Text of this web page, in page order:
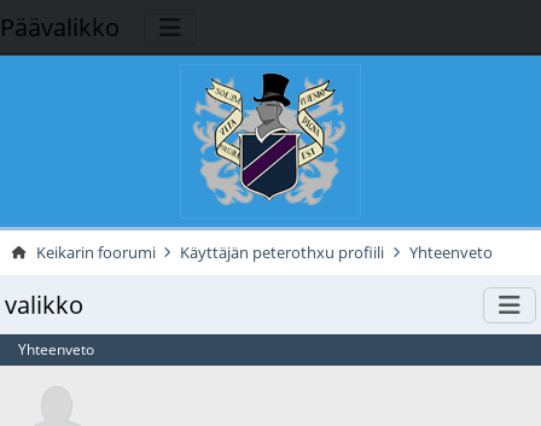
Päävalikko
Keikarin foorumi Käyttäjän peterothxu profiili Yhteenveto
valikko
Yhteenveto